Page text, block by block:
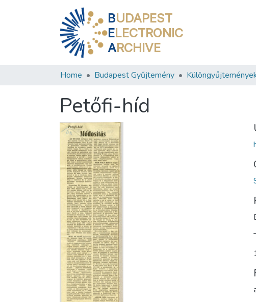
BUDAPEST
ELECTRONIC
ARCHIVE
Home Budapest Gyűjtemény
Petőfi-híd